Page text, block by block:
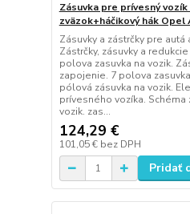
Zásuvka pre prívesný
zväzok+háčikový hák Opel
Zásuvky a zástrčky pre autá
Zástrčky, zásuvky a
polova zasuvka na vozik.
zapojenie. 7 polova
pólová zásuvka na vozik.
prívesného vozíka. Schéma
vozik. zas...
124,29 €
101,05 € bez DPH
Pridať